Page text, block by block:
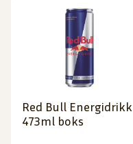
Red Bull Energidrikk
473ml boks